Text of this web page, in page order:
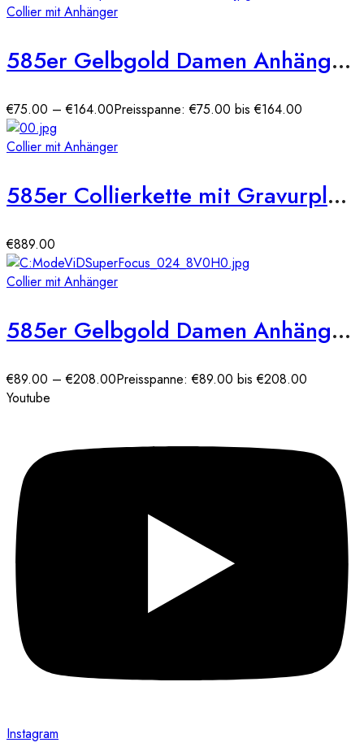
Collier mit Anhänger
585er Gelbgold Damen Anhänger Herz mit Zirkonia Stein
€75.00 –€164.00Preisspanne: €75.00 bis €164.00
Collier mit Anhänger
585er Collierkette mit Gravurplatte Rund Gold Kette mit Zirkonia -Ø25
€889.00
Collier mit Anhänger
585er Gelbgold Damen Anhänger Herz mit Zirkonia Steine
€89.00 –€208.00Preisspanne: €89.00 bis €208.00
Youtube
Instagram